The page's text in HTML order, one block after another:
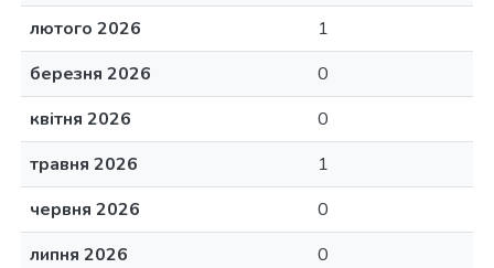
лютого 2026
1
березня 2026
0
квітня 2026
0
травня 2026
1
червня 2026
0
липня 2026
0